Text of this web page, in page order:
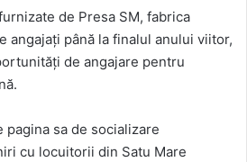
de Presa SM, fabrica
angajați până la finalul anului viitor,
de angajare pentru
pagina sa de socializare
cu locuitorii din Satu Mare